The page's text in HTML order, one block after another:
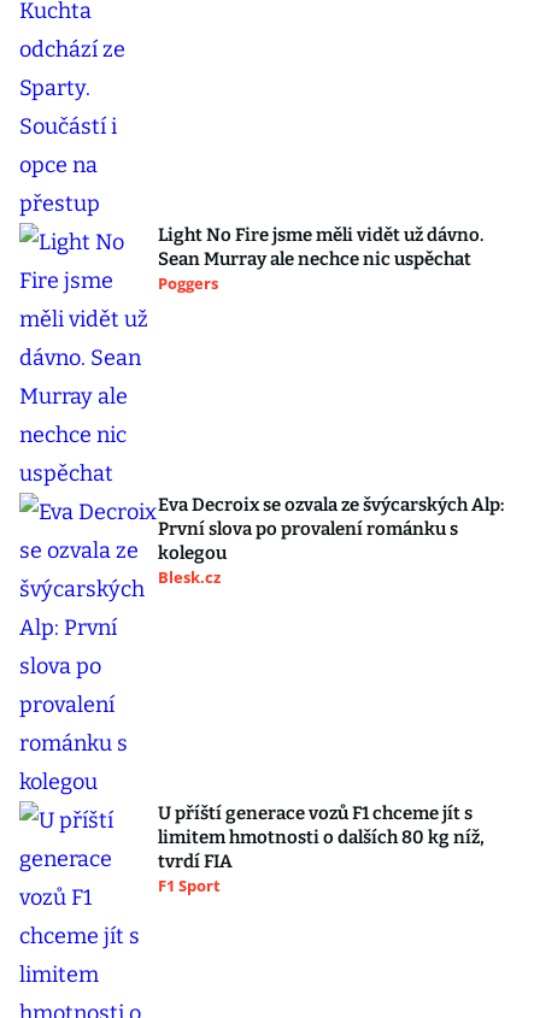
Light No Fire jsme měli vidět už dávno.
Sean Murray ale nechce nic uspěchat
Poggers
Eva Decroix se ozvala ze švýcarských Alp:
První slova po provalení románku s
kolegou
Blesk.cz
U příští generace vozů F1 chceme jít s
limitem hmotnosti o dalších 80 kg níž,
tvrdí FIA
F1 Sport